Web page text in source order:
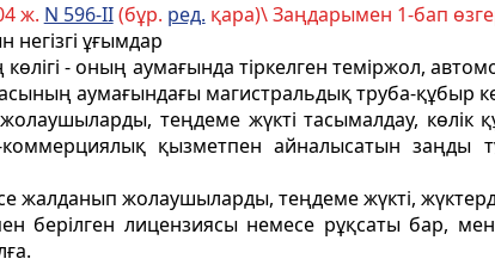
ж. N 596-II(бұр. ред. қара)\ Заңдарымен 1-бап
негiзгi ұғымдар
көлiгi - оның аумағында тiркелген теміржол,
аумағындағы магистральдық труба-құбыр
теңдеме жүктi тасымалдау, көлiк
қызметпен айналысатын заңды
жалданып жолаушыларды, теңдеме жүктi,
берiлген лицензиясы немесе рұқсаты бар,